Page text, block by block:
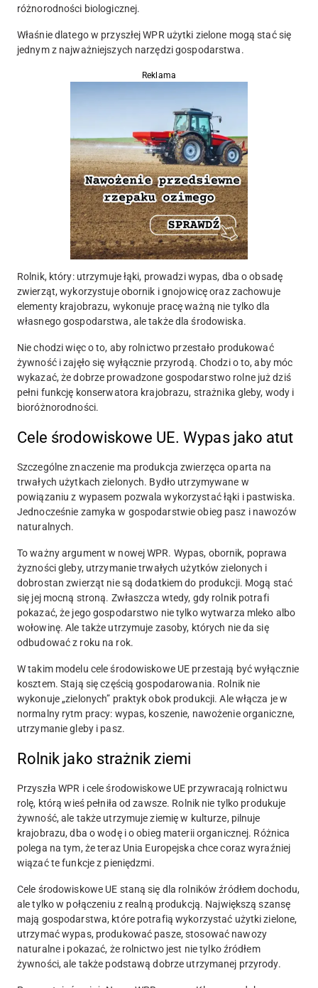
różnorodności biologicznej.
Właśnie dlatego w przyszłej WPR użytki zielone mogą stać się
jednym z najważniejszych narzędzi gospodarstwa.
Reklama
Rolnik, który: utrzymuje łąki, prowadzi wypas, dba o obsadę
zwierząt, wykorzystuje obornik i gnojowicę oraz zachowuje
elementy krajobrazu, wykonuje pracę ważną nie tylko dla
własnego gospodarstwa, ale także dla środowiska.
Nie chodzi więc o to, aby rolnictwo przestało produkować
żywność i zajęło się wyłącznie przyrodą. Chodzi o to, aby móc
wykazać, że dobrze prowadzone gospodarstwo rolne już dziś
pełni funkcję konserwatora krajobrazu, strażnika gleby, wody i
bioróżnorodności.
Cele środowiskowe UE. Wypas jako atut
Szczególne znaczenie ma produkcja zwierzęca oparta na
trwałych użytkach zielonych. Bydło utrzymywane w
powiązaniu z wypasem pozwala wykorzystać łąki i pastwiska.
Jednocześnie zamyka w gospodarstwie obieg pasz i nawozów
naturalnych.
To ważny argument w nowej WPR. Wypas, obornik, poprawa
żyzności gleby, utrzymanie trwałych użytków zielonych i
dobrostan zwierząt nie są dodatkiem do produkcji. Mogą stać
się jej mocną stroną. Zwłaszcza wtedy, gdy rolnik potrafi
pokazać, że jego gospodarstwo nie tylko wytwarza mleko albo
wołowinę. Ale także utrzymuje zasoby, których nie da się
odbudować z roku na rok.
W takim modelu cele środowiskowe UE przestają być wyłącznie
kosztem. Stają się częścią gospodarowania. Rolnik nie
wykonuje „zielonych” praktyk obok produkcji. Ale włącza je w
normalny rytm pracy: wypas, koszenie, nawożenie organiczne,
utrzymanie gleby i pasz.
Rolnik jako strażnik ziemi
Przyszła WPR i cele środowiskowe UE przywracają rolnictwu
rolę, którą wieś pełniła od zawsze. Rolnik nie tylko produkuje
żywność, ale także utrzymuje ziemię w kulturze, pilnuje
krajobrazu, dba o wodę i o obieg materii organicznej. Różnica
polega na tym, że teraz Unia Europejska chce coraz wyraźniej
wiązać te funkcje z pieniędzmi.
Cele środowiskowe UE staną się dla rolników źródłem dochodu,
ale tylko w połączeniu z realną produkcją. Największą szansę
mają gospodarstwa, które potrafią wykorzystać użytki zielone,
utrzymać wypas, produkować pasze, stosować nawozy
naturalne i pokazać, że rolnictwo jest nie tylko źródłem
żywności, ale także podstawą dobrze utrzymanej przyrody.